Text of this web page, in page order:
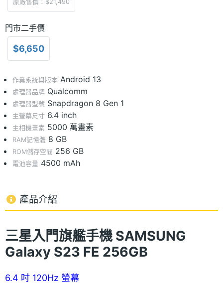
原廠售價：$21,490
門市二手價
$6,650
作業系統與版本 Android 13
處理器品牌 Qualcomm
處理器型號 Snapdragon 8 Gen 1
主螢幕尺寸 6.4 inch
主相機畫素 5000 萬畫素
RAM記憶體 8 GB
ROM儲存空間 256 GB
電池容量 4500 mAh
產品介紹
三星入門旗艦手機 SAMSUNG
Galaxy S23 FE 256GB
6.4 吋 120Hz 螢幕